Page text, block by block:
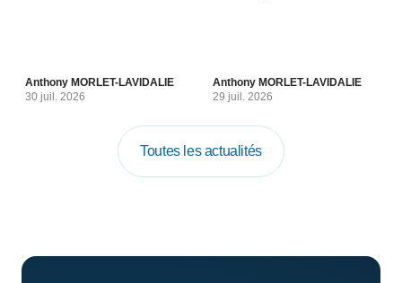
Anthony MORLET-LAVIDALIE
30 juil. 2026
Anthony MORLET-LAVIDALIE
29 juil. 2026
Toutes les actualités